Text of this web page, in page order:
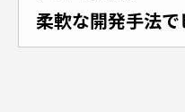
柔軟な開発手法